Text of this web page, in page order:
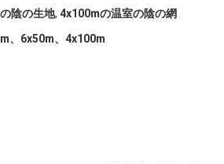
陰の生地, 4x100mの温室の陰の網
、6x50m、4x100m